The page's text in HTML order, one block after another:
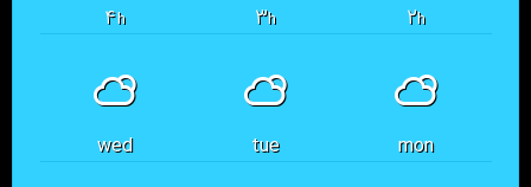
۲h ۳h ۴h
mon
tue
wed